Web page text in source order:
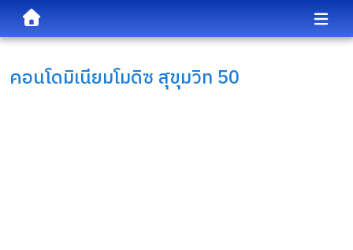
คอนโดมิเนียมโมดิซ สุขุมวิท 50